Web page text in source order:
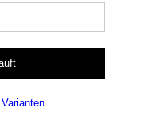
Varianten